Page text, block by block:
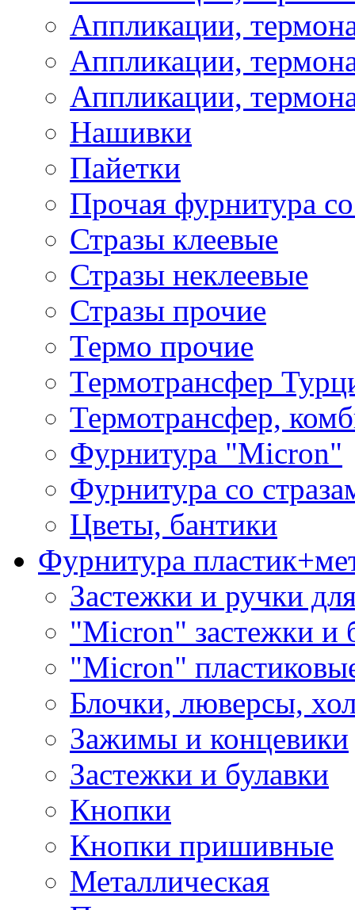
Аппликации,
Аппликации,
Аппликации,
Нашивки
Пайетки
Прочая фурнитура
Стразы клеевые
Стразы неклеевые
Стразы прочие
Термо прочие
Термотрансфер
Термотрансфер,
Фурнитура "Micron"
Фурнитура со
Цветы, бантики
Фурнитура
Застежки и ручки
"Micron" застежки и
"Micron"
Блочки, люверсы,
Зажимы и концевики
Застежки и булавки
Кнопки
Кнопки пришивные
Металлическая